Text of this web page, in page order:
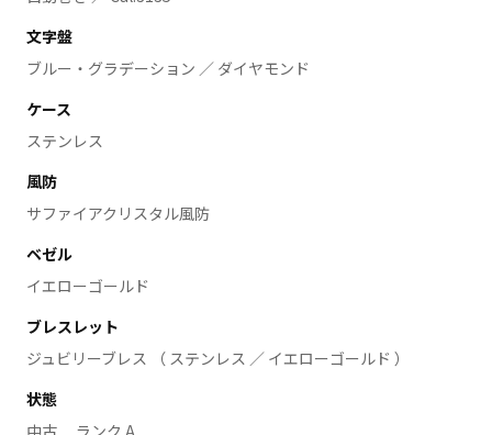
文字盤
ブルー・グラデーション ／ ダイヤモンド
ケース
ステンレス
風防
サファイアクリスタル風防
ベゼル
イエローゴールド
ブレスレット
ジュビリーブレス （ ステンレス ／ イエローゴールド ）
状態
中古 ランク A